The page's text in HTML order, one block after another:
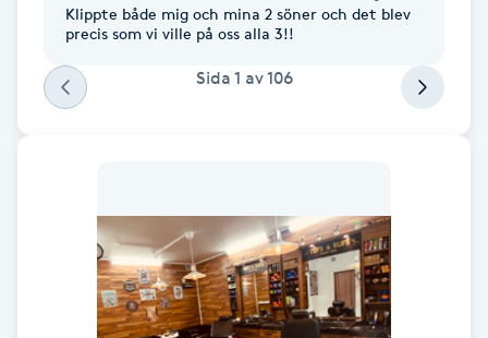
Face framing
Faceliftmassage
Fettreducering
Fibromassage
Klippte både mig och mina 2 söner och det blev
precis som vi ville på oss alla 3!!
Sida 1 av106